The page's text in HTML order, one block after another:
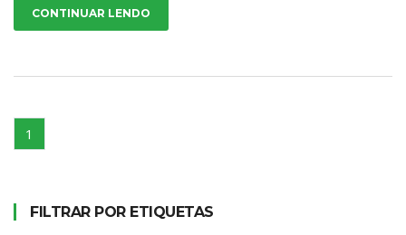
FILTRAR POR ETIQUETAS
CONTINUAR LENDO
1